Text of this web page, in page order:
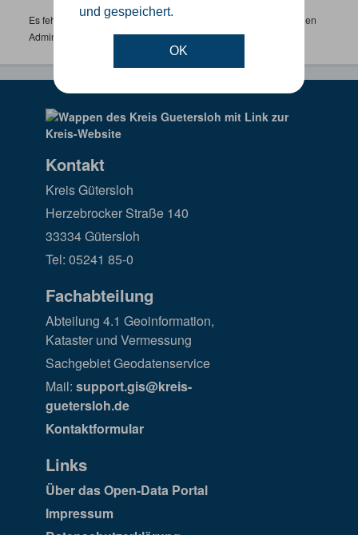
und gespeichert.
OK
Es fehlen spezifische Datensätze? Wenden Sie sich bitte an einen
Administrator unter:support.gis@kreis-guetersloh.de
Kontakt
Kreis Gütersloh
Herzebrocker Straße 140
33334 Gütersloh
Tel: 05241 85-0
Fachabteilung
Abteilung 4.1 Geoinformation,
Kataster und Vermessung
Sachgebiet Geodatenservice
Mail: support.gis@kreis-
guetersloh.de
Kontaktformular
Links
Über das Open-Data Portal
Impressum